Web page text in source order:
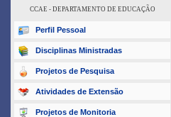
CCAE - DEPARTAMENTO DE EDUCAÇÃO
Perfil Pessoal
Disciplinas Ministradas
Projetos de Pesquisa
Atividades de Extensão
Projetos de Monitoria